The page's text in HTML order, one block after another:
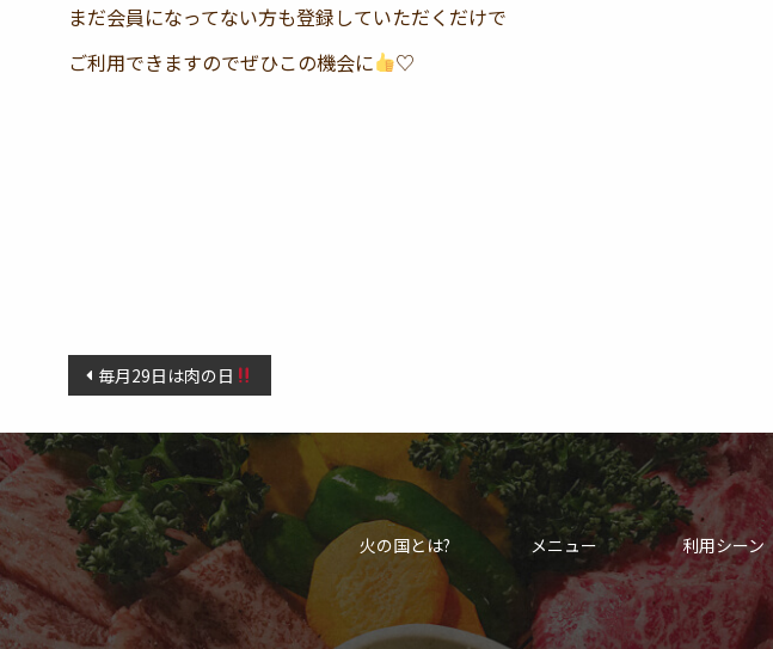
まだ会員になってない方も登録していただくだけで
ご利用できますのでぜひこの機会に
♡
投
稿
ナ
ビ
ゲ
ー
毎月29日は肉の日
火の国とは? メニュー 利用シーン